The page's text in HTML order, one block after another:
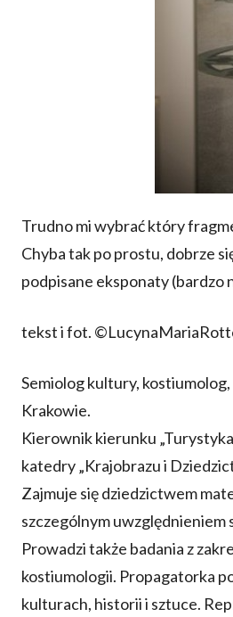
Trudno mi wybrać który
Chyba tak po prostu, dobrze
podpisane eksponaty (bardzo
tekst i fot.
Semiolog kultury,
Krakowie.
Kierownik kierunku
katedry „Krajobrazu i
Zajmuje się dziedzictwem
szczególnym
Prowadzi także badania z
kostiumologii. Propagatorka
kulturach, historii i sztuce.